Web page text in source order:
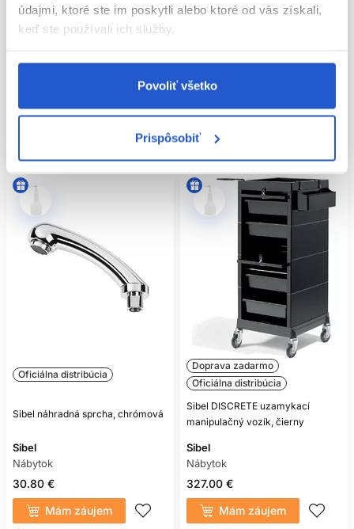
údajmi, ktoré ste im poskytli alebo ktoré od vás získali,
keď ste používali ich služby.
Povoliť všetko
Prispôsobiť
Sibel ROLLERCOASTER Classic
Saddle XL, vysoký zdvih
Mám záujem
Sibel Single sprcha, 1 prípojka na
16.10 €
Kúpiť
Skladom ㅤ
Oficiálna distribúcia
Sibel náhradná sprcha, chrómová
Sibel
Nábytok
30.80 €
Mám záujem
Doprava zadarmo
Oficiálna distribúcia
Sibel DISCRETE uzamykací
manipulačný vozík, čierny
Sibel
Nábytok
327.00 €
Mám záujem